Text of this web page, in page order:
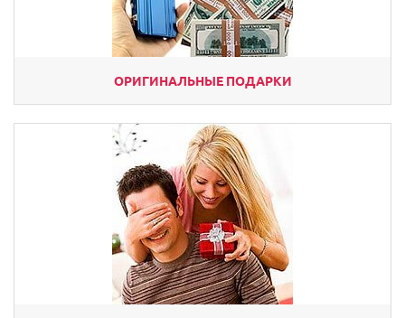
ОРИГИНАЛЬНЫЕ ПОДАРКИ